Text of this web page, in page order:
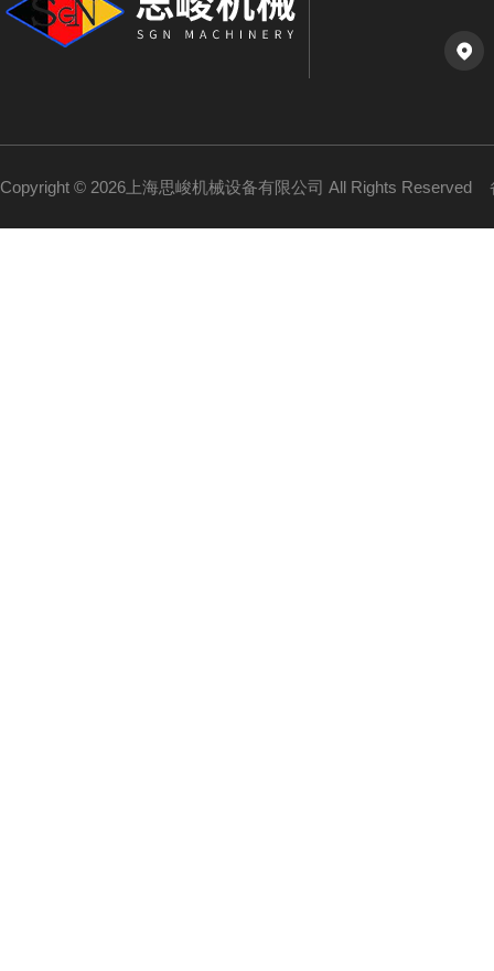
Copyright © 2026上海思峻机械设备有限公司 All Rights Reserved